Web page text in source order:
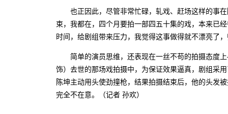
也正因此，尽管非常忙碌，轧戏、赶场这样的事在
束，我都在，四个月要拍一部四五十集的戏，本来已
时间，给剧组带来压力，我觉得这事做得就不漂亮了
简单的演员思维，还表现在一丝不苟的拍摄态度
饰）去世的那场戏拍摄中，为保证效果逼真，剧组采
陈坤主动用头使劲撞枪，结果拍摄结束后，他的头发
完全不在意。（记者 孙欢）